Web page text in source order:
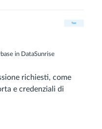
in DataSunrise
richiesti, come
e credenziali di